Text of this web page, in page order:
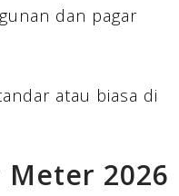
dan pagar
atau biasa di
Meter 2026